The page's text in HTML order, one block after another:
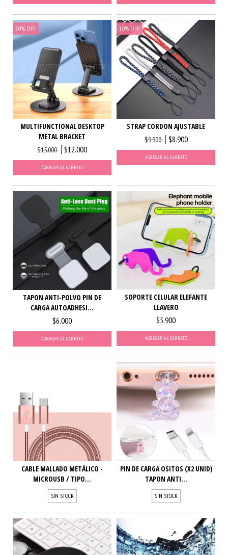
20% OFF
MULTIFUNCTIONAL DESKTOP
METAL BRACKET
$15.000 $12.000
AGREGAR AL CARRITO
10% OFF
STRAP CORDON AJUSTABLE
$9.900 $8.900
AGREGAR AL CARRITO
TAPON ANTI-POLVO PIN DE
CARGA AUTOADHESI...
$6.000
AGREGAR AL CARRITO
SOPORTE CELULAR ELEFANTE
LLAVERO
$5.900
AGREGAR AL CARRITO
CABLE MALLADO METÁLICO -
MICROUSB / TIPO...
SIN STOCK
PIN DE CARGA OSITOS (X2 UNID)
TAPON ANTI...
SIN STOCK